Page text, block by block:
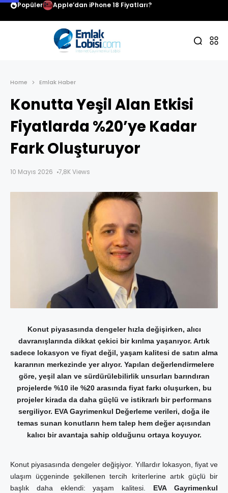
Popüler Apple’dan iPhone 18 Fiyatları?
Home Emlak Haber
Konutta Yeşil Alan Etkisi
Fiyatlarda %20’ye Kadar
Fark Oluşturuyor
10 Mayıs 2026 7,8K Views
Konut piyasasında dengeler hızla değişirken, alıcı
davranışlarında dikkat çekici bir kırılma yaşanıyor. Artık
sadece lokasyon ve fiyat değil, yaşam kalitesi de satın alma
kararının merkezinde yer alıyor. Yapılan değerlendirmelere
göre, yeşil alan ve sürdürülebilirlik unsurları barındıran
projelerde %10 ile %20 arasında fiyat farkı oluşurken, bu
projeler kirada da daha güçlü ve istikrarlı bir performans
sergiliyor. EVA Gayrimenkul Değerleme verileri, doğa ile
temas sunan konutların hem talep hem değer açısından
kalıcı bir avantaja sahip olduğunu ortaya koyuyor.
Konut piyasasında dengeler değişiyor. Yıllardır lokasyon, fiyat ve
ulaşım üçgeninde şekillenen tercih kriterlerine artık güçlü bir
başlık daha eklendi: yaşam kalitesi. EVA Gayrimenkul